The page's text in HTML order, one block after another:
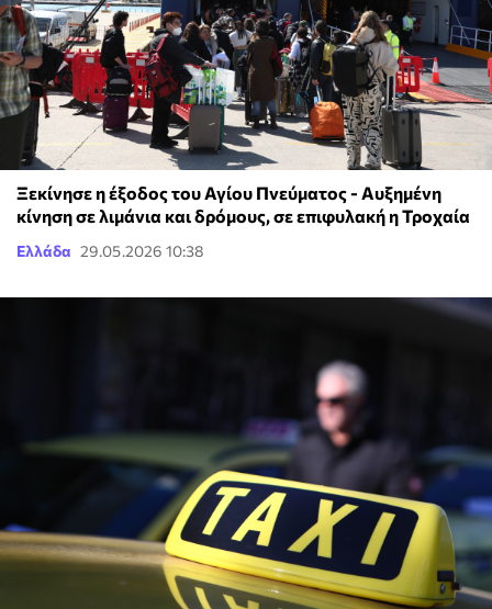
Ξεκίνησε η έξοδος του Αγίου Πνεύματος - Αυξημένη
κίνηση σε λιμάνια και δρόμους, σε επιφυλακή η Τροχαία
Ελλάδα 29.05.2026 10:38